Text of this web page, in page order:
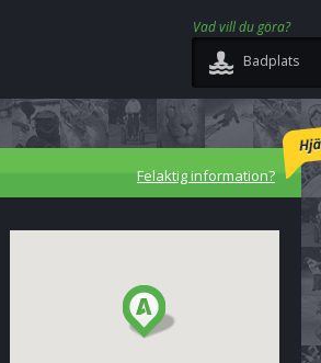
Vad vill du göra?
Badplats
Felaktig information?